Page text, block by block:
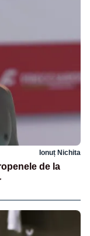
Ionuț Nichita
de la